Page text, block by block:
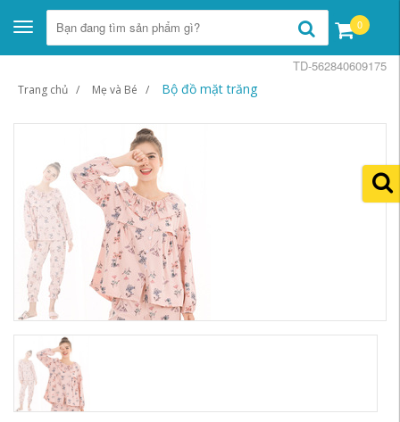
Toggle
navigation
0
Trang chủ Mẹ và Bé Bộ đồ mặt trăng
TD-562840609175